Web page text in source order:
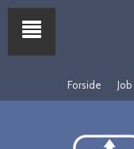
Forside Job